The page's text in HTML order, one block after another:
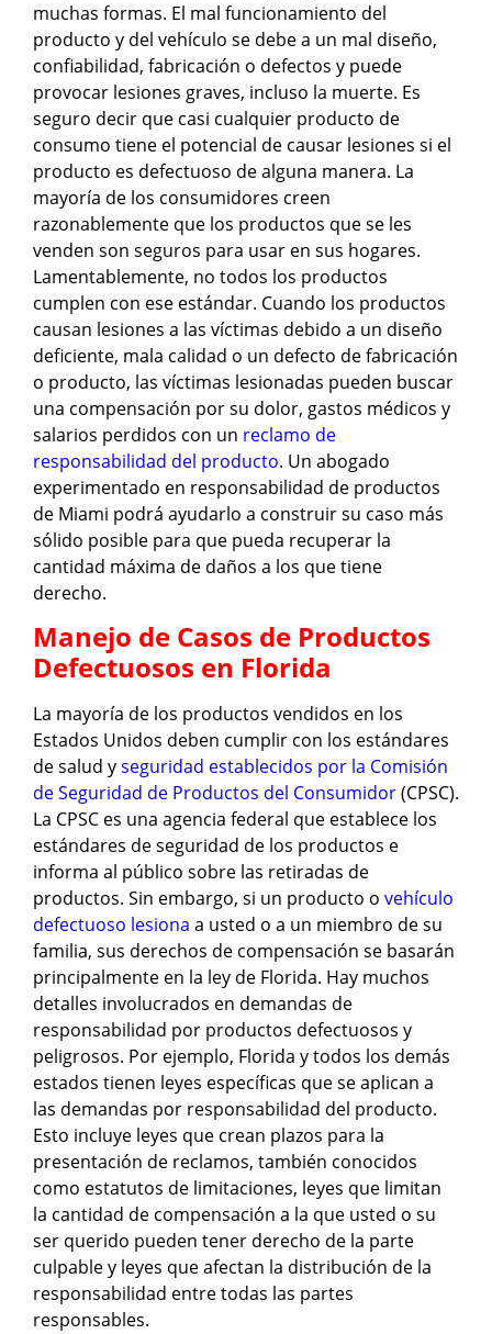
muchas formas. El mal funcionamiento del
producto y del vehículo se debe a un mal diseño,
confiabilidad, fabricación o defectos y puede
provocar lesiones graves, incluso la muerte. Es
seguro decir que casi cualquier producto de
consumo tiene el potencial de causar lesiones si el
producto es defectuoso de alguna manera. La
mayoría de los consumidores creen
razonablemente que los productos que se les
venden son seguros para usar en sus hogares.
Lamentablemente, no todos los productos
cumplen con ese estándar. Cuando los productos
causan lesiones a las víctimas debido a un diseño
deficiente, mala calidad o un defecto de fabricación
o producto, las víctimas lesionadas pueden buscar
una compensación por su dolor, gastos médicos y
salarios perdidos con un reclamo de
responsabilidad del producto. Un abogado
experimentado en responsabilidad de productos
de Miami podrá ayudarlo a construir su caso más
sólido posible para que pueda recuperar la
cantidad máxima de daños a los que tiene
derecho.
Manejo de Casos de Productos
Defectuosos en Florida
La mayoría de los productos vendidos en los
Estados Unidos deben cumplir con los estándares
de salud yseguridad establecidos por la Comisión
de Seguridad de Productos del Consumidor(CPSC).
La CPSC es una agencia federal que establece los
estándares de seguridad de los productos e
informa al público sobre las retiradas de
productos. Sin embargo, si un producto o vehículo
defectuoso lesiona a usted o a un miembro de su
familia, sus derechos de compensación se basarán
principalmente en la ley de Florida. Hay muchos
detalles involucrados en demandas de
responsabilidad por productos defectuosos y
peligrosos. Por ejemplo, Florida y todos los demás
estados tienen leyes específicas que se aplican a
las demandas por responsabilidad del producto.
Esto incluye leyes que crean plazos para la
presentación de reclamos, también conocidos
como estatutos de limitaciones, leyes que limitan
la cantidad de compensación a la que usted o su
ser querido pueden tener derecho de la parte
culpable y leyes que afectan la distribución de la
responsabilidad entre todas las partes
responsables.